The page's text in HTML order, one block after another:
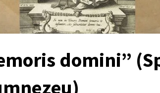
domini”